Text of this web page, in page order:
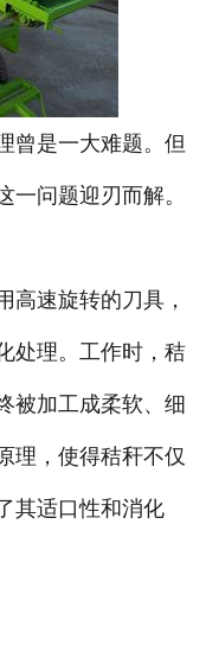
联系我们
是一大难题。但
一问题迎刃而解。
高速旋转的刀具，
处理。工作时，秸
被加工成柔软、细
理，使得秸秆不仅
其适口性和消化